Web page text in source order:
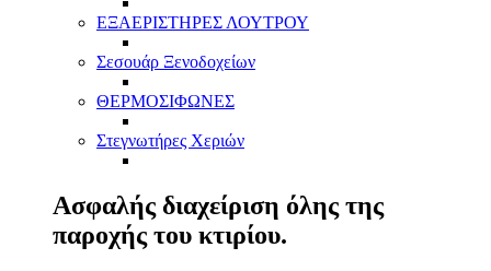
ΕΞΑΕΡΙΣΤΗΡΕΣ ΛΟΥΤΡΟΥ
Σεσουάρ Ξενοδοχείων
ΘΕΡΜΟΣΙΦΩΝΕΣ
Στεγνωτήρες Χεριών
Ασφαλής διαχείριση όλης της
παροχής του κτιρίου.